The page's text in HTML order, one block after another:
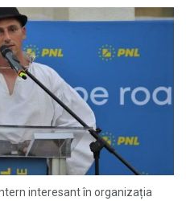
interesant în organizația